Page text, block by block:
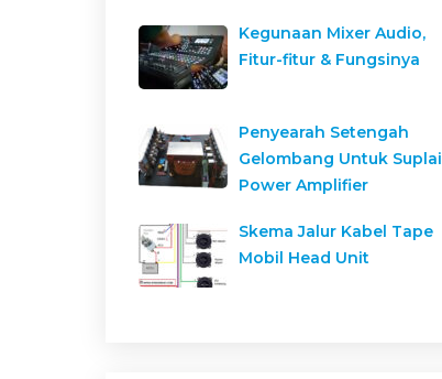
Kegunaan Mixer Audio,
Fitur-fitur & Fungsinya
Penyearah Setengah
Gelombang Untuk Suplai
Power Amplifier
Skema Jalur Kabel Tape
Mobil Head Unit